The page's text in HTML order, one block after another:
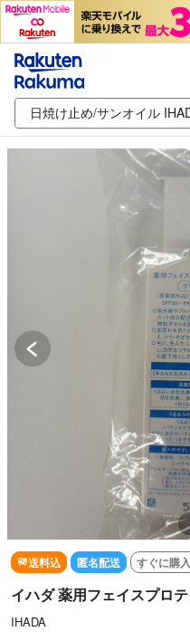
送料込 匿名配送 すぐに購
イハダ 薬用フェイスプロ
IHADA